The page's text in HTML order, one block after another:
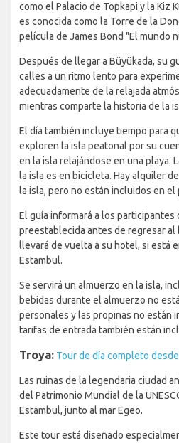
como el Palacio de Topkapi y la Kiz
es conocida como la Torre de la
película de James Bond "El mundo
Después de llegar a Büyükada, su
calles a un ritmo lento para
adecuadamente de la relajada
mientras comparte la historia de la
El día también incluye tiempo para
exploren la isla peatonal por su
en la isla relajándose en una playa.
la isla es en bicicleta. Hay alquiler
la isla, pero no están incluidos en el
El guía informará a los participantes
preestablecida antes de regresar al
llevará de vuelta a su hotel, si está
Estambul.
Se servirá un almuerzo en la isla,
bebidas durante el almuerzo no
personales y las propinas no están
tarifas de entrada también están
Troya: Tour de día completo
Las ruinas de la legendaria ciudad
del Patrimonio Mundial de la
Estambul, junto al mar Egeo.
Este tour está diseñado